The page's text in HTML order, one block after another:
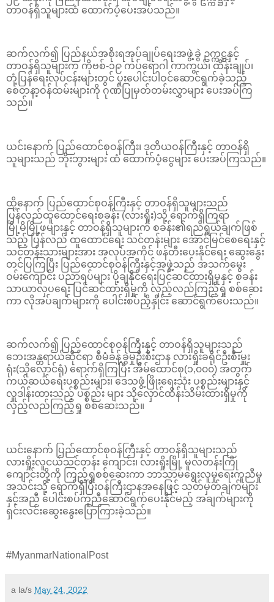
တာဝန်ရှိသူများထံ ထောက်ပံ့ပေးအပ်သည်။
ဆက်လက်၍ ပြည်နယ်အစိုးရအုပ်ချုပ်ရေးအဖွဲ့ခွဲ ဥက္ကဋ္ဌနှင့်
တာဝန်ရှိသူများက ကိုဗစ်-၁၉ ကပ်ရောဂါ ကာကွယ်၊ ထိန်းချုပ်၊
တုံ့ပြန်ရေးလုပ်ငန်းများတွင် ပူးပေါင်းပါဝင်ဆောင်ရွက်ခဲ့သည့်
စေတနာ့ဝန်ထမ်းများကို ဂုဏ်ပြုမှတ်တမ်းလွှာများ ပေးအပ်ကြ
သည်။
ယင်းနောက် ပြည်ထောင်စုဝန်ကြီး၊ ဒုတိယဝန်ကြီးနှင့် တာဝန်ရှိ
သူများသည် ဘိုးဘွားများ ထံ ထောက်ပံ့ငွေများ ပေးအပ်ကြသည်။
ထို့နောက် ပြည်ထောင်စုဝန်ကြီးနှင့် တာဝန်ရှိသူများသည်
ပြန်လည်ထူထောင်ရေးစခန်း (လားရှိုး)သို့ ရောက်ရှိကြရာ
မြို့မိမြို့ဖများနှင့် တာဝန်ရှိသူများက စခန်း၏ရည်ရွယ်ချက်ဖြစ်
သည့် ပြန်လည် ထူထောင်ရေး သင်တန်းများ အောင်မြင်စေရေးနှင့်
သင်တန်းသားများအား အလုပ်အကိုင် ဖန်တီးပေးနိုင်ရေး ဆွေးနွေး
တင်ပြကြပြီး ပြည်ထောင်စုဝန်ကြီးနှင့်အဖွဲ့သည် အသက်မွေး
ဝမ်းကျောင်း ပညာရပ်များ ပို့ချနိုင်ရေးပြင်ဆင်ထားရှိမှုနှင့် စခန်း
သာယာလှပရေး ပြင်ဆင်ထားရှိမှုကို လှည့်လည်ကြည့်ရှု စစ်ဆေး
ကာ လိုအပ်ချက်များကို ပေါင်းစပ်ညှိနှိုင်း ဆောင်ရွက်ပေးသည်။
ဆက်လက်၍ ပြည်ထောင်စုဝန်ကြီးနှင့် တာဝန်ရှိသူများသည်
ဘေးအန္တရာယ်ဆိုင်ရာ စီမံခန့်ခွဲမှုဦးစီးဌာန လားရှိုးခရိုင်ဦးစီးမှူး
ရုံး(သိုလှောင်ရုံ) ရောက်ရှိကြပြီး အိမ်ထောင်စု(၁,၀၀၀) အတွက်
ကယ်ဆယ်ရေးပစ္စည်းများ၊ ဒေသဖွံ့ဖြိုးရေးသုံး ပစ္စည်းများနှင့်
လှူဒါန်းထားသည့် ပစ္စည်း များ သိုလှောင်ထိန်းသိမ်းထားရှိမှုကို
လှည့်လည်ကြည့်ရှု စစ်ဆေးသည်။
ယင်းနောက် ပြည်ထောင်စုဝန်ကြီးနှင့် တာဝန်ရှိသူများသည်
လားရှိုးလူငယ်သင်တန်း ကျောင်း၊ လားရှိုးမြို့ မူလတန်းကြို
ကျောင်းတို့ကို ကြည့်ရှုစစ်ဆေးကာ ဘာသာမရွေးလူမှုရေးကူညီမှု
အသင်းသို့ ရောက်ရှိပြီးဝန်ကြီးဌာနအနေဖြင့် သတ်မှတ်ချက်များ
နှင့်အညီ ပေါင်းစပ်ကူညီဆောင်ရွက်ပေးနိုင်မည့် အချက်များကို
ရှင်းလင်းဆွေးနွေးပြောကြားခဲ့သည်။
#MyanmarNationalPost
a la/s May 24, 2022